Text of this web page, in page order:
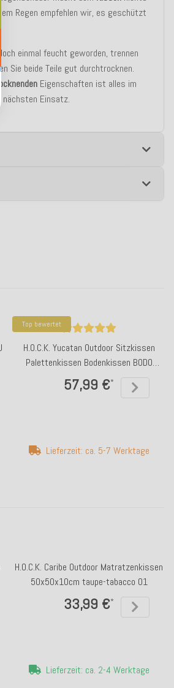
Regen empfehlen wir, es geschützt
doch einmal feucht geworden, trennen
Sie beide Teile gut durchtrocknen.
Eigenschaften ist alles im
nächsten Einsatz.
Top bewertet
H.O.C.K. Yucatan Outdoor Sitzkissen
Palettenkissen Bodenkissen BODO
60x60x10cm aqua blue
57,99 €*
Lieferzeit: ca. 5-7 Werktage
H.O.C.K. Caribe Outdoor Matratzenkissen
50x50x10cm taupe-tabacco 01
33,99 €*
Lieferzeit: ca. 2-4 Werktage